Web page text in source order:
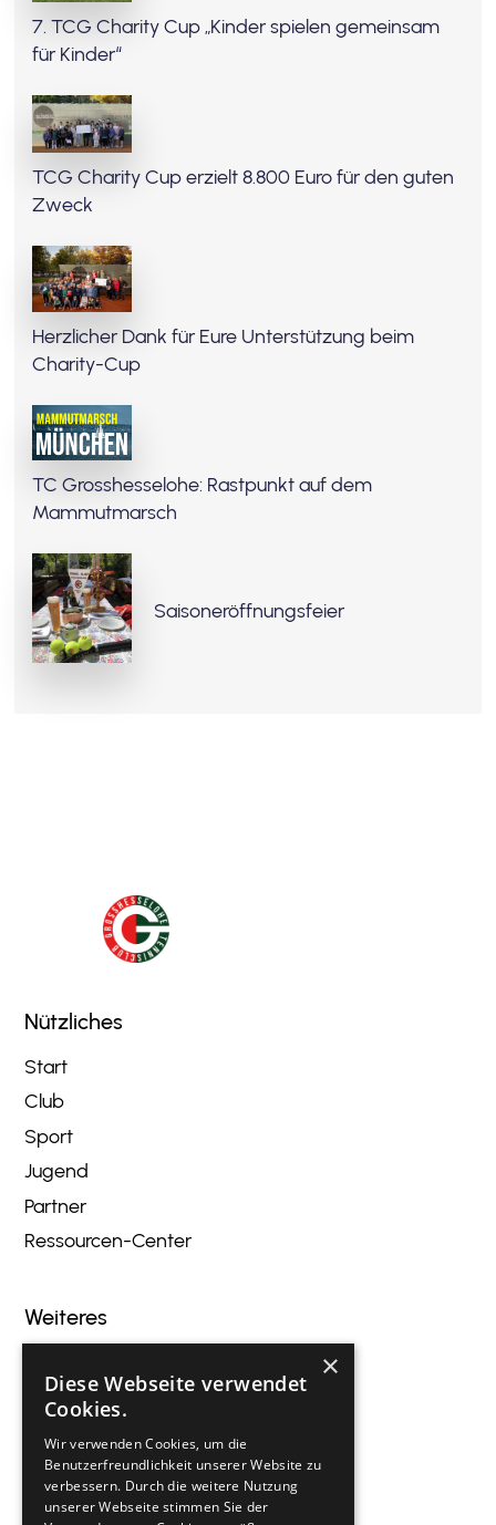
7. TCG Charity Cup „Kinder spielen gemeinsam
für Kinder“
TCG Charity Cup erzielt 8.800 Euro für den guten
Zweck
Herzlicher Dank für Eure Unterstützung beim
Charity-Cup
TC Grosshesselohe: Rastpunkt auf dem
Mammutmarsch
Saisoneröffnungsfeier
Nützliches
Start
Club
Sport
Jugend
Partner
Ressourcen-Center
Weiteres
Veranstaltungen
Gastronomie
Kontakt
×
Diese Webseite verwendet
Cookies.
Wir verwenden Cookies, um die
Benutzerfreundlichkeit unserer Website zu
verbessern. Durch die weitere Nutzung
unserer Webseite stimmen Sie der